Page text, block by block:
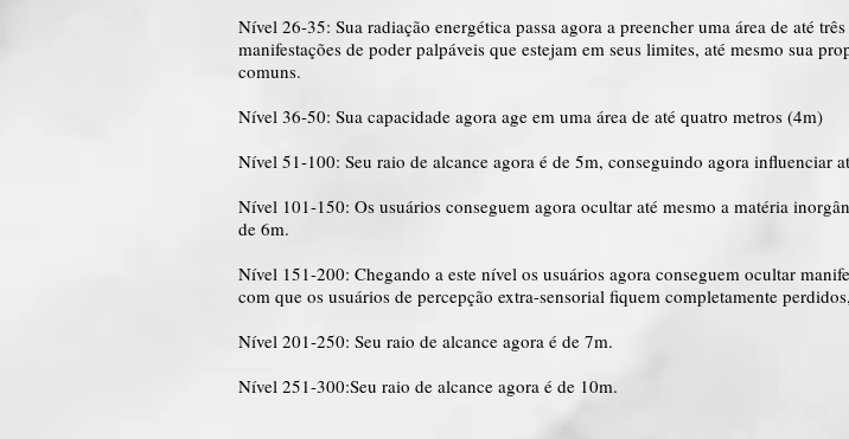
Nível 26-35: Sua radiação energética passa agora a preencher uma área de até
manifestações de poder palpáveis que estejam em seus limites, até mesmo sua
comuns.
Nível 36-50: Sua capacidade agora age em uma área de até quatro metros (4m)
Nível 51-100: Seu raio de alcance agora é de 5m, conseguindo agora influenciar
Nível 101-150: Os usuários conseguem agora ocultar até mesmo a matéria
de 6m.
Nível 151-200: Chegando a este nível os usuários agora conseguem ocultar
com que os usuários de percepção extra-sensorial fiquem completamente
Nível 201-250: Seu raio de alcance agora é de 7m.
Nível 251-300:Seu raio de alcance agora é de 10m.